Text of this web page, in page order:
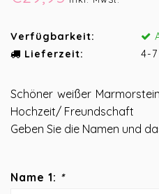
Verfügbarkeit:
Lieferzeit:
4-
Schöner weißer
Hochzeit/ Freundschaft
Geben Sie die Namen und
Name 1: *